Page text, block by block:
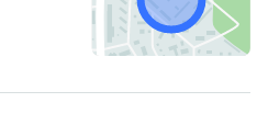
дезинфекция хизмати мавжуд